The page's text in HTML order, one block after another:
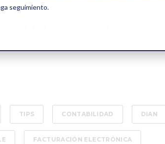
seguimiento.
TIPS CONTABILIDAD DIAN
FACTURACIÓN ELECTRÓNICA